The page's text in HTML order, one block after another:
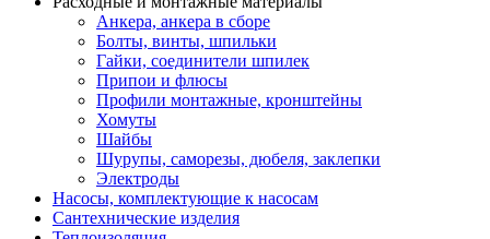
Анкера, анкера в сборе
Болты, винты, шпильки
Гайки, соединители шпилек
Припои и флюсы
Профили монтажные, кронштейны
Хомуты
Шайбы
Шурупы, саморезы, дюбеля, заклепки
Электроды
Насосы, комплектующие к насосам
Сантехнические изделия